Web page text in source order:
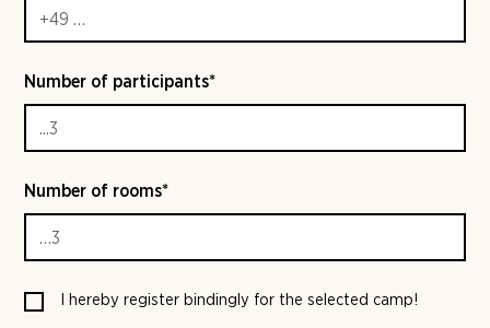
Number of participants*
Number of rooms*
I hereby register bindingly for the selected camp!